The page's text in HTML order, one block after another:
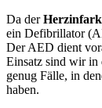
Da der
ein Defibrillator
Der AED dient
Einsatz sind wir in
genug Fälle, in
haben.